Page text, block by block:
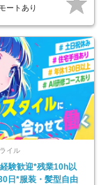
ートあり
イル
験歓迎*残業10h以
日*服装・髪型自由